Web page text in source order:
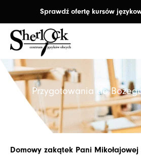
treści
Sprawdź ofertę kursów
Przygotowania do
Domowy zakątek Pani